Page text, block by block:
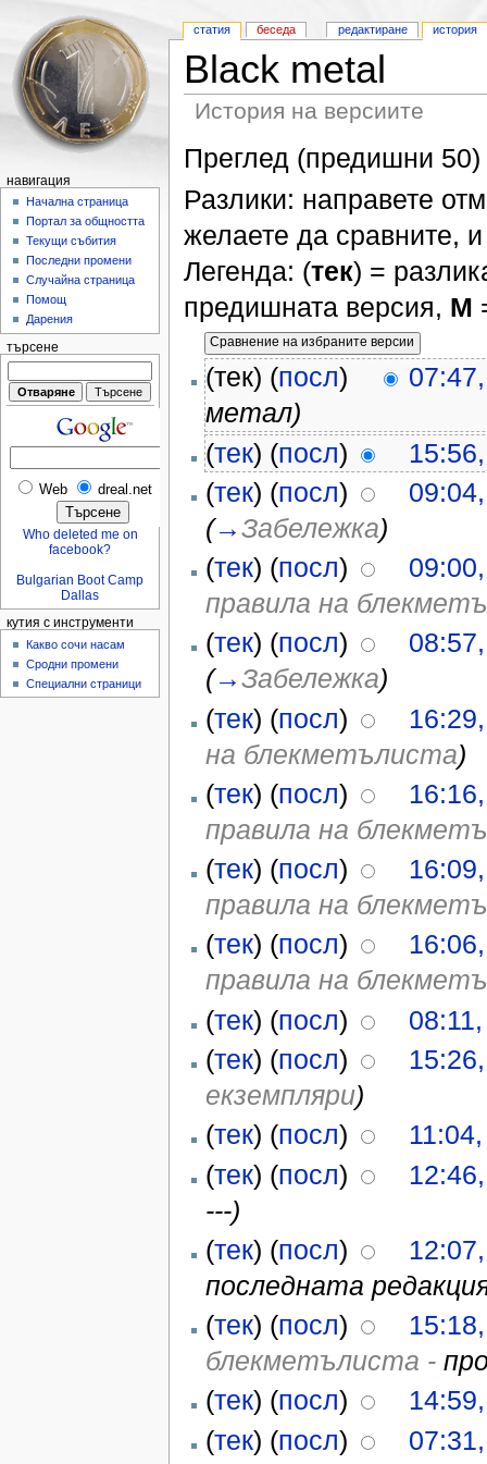
Black metal
История на версиите
Преглед (предишни 50)
Разлики: направете
желаете да сравните,
Легенда: (тек) =
предишната версия, М
(тек) (посл)
метал)
(тек) (посл)
(тек) (посл)
(→Забележка)
(тек) (посл)
правила на
(тек) (посл)
(→Забележка)
(тек) (посл)
на блекметълиста)
(тек) (посл)
правила на
(тек) (посл)
правила на
(тек) (посл)
правила на
(тек) (посл)
(тек) (посл)
екземпляри)
(тек) (посл)
(тек) (посл)
---)
(тек) (посл)
последната
(тек) (посл)
блекметълиста -
(тек) (посл)
(тек) (посл)
статия беседа редактиране история
навигация
Начална страница
Портал за общността
Текущи събития
Последни промени
Случайна страница
Помощ
Дарения
търсене
Web dreal.net
Who deleted me on
facebook?
Bulgarian Boot Camp
Dallas
кутия с инструменти
Какво сочи насам
Сродни промени
Специални страници